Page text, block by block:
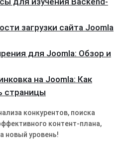
загрузки сайта Joomla
для Joomla: Обзор и
на Joomla: Как
страницы
конкурентов, поиска
контент-плана,
новый уровень!